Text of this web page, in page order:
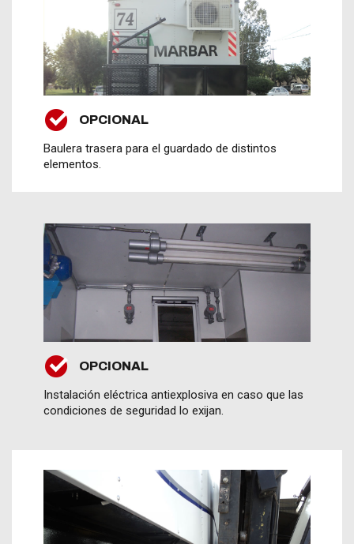
OPCIONAL
Baulera trasera para el guardado de distintos
elementos.
OPCIONAL
Instalación eléctrica antiexplosiva en caso que las
condiciones de seguridad lo exijan.